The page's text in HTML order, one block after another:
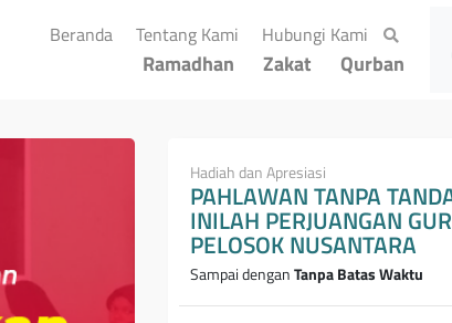
Beranda(current)
Tentang Kami(current)
Hubungi Kami(current)
Ramadhan Zakat Qurban
Hadiah dan Apresiasi
PAHLAWAN TANPA
INILAH PERJUANGAN
PELOSOK NUSANTARA
Sampai denganTanpa Batas Waktu